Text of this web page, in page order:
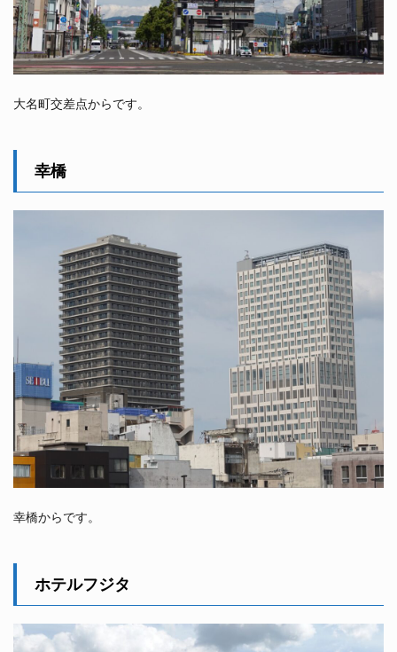
大名町交差点からです。
幸橋
幸橋からです。
ホテルフジタ